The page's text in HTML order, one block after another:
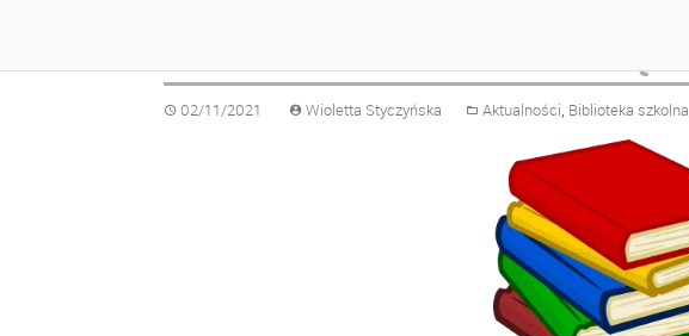
02/11/2021 Wioletta Styczyńska Aktualności, Biblioteka szkolna